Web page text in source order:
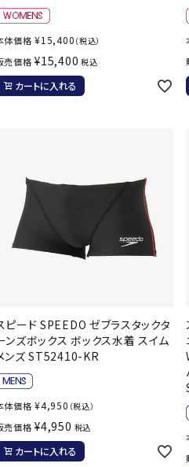
キャリー・コンテナ
クーラー・ジャグ
クッキングウェア
シュラフ・寝具
バーベキュー・焚き火
ベット・マット・シート
ライト・ランタン
UNDER
体価格 ¥15,400 （税込）
売価格 ¥15,400 税込
カートに入れる
ピード SPEEDO ゼブラスタックタ
ンズボックス ボックス水着 スイム
ンズ ST52410-KR
体価格 ¥4,950 （税込）
売価格 ¥4,950 税込
カートに入れる